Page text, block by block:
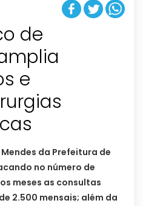
de
e
da Prefeitura de
no número de
meses as consultas
2.500 mensais; além da